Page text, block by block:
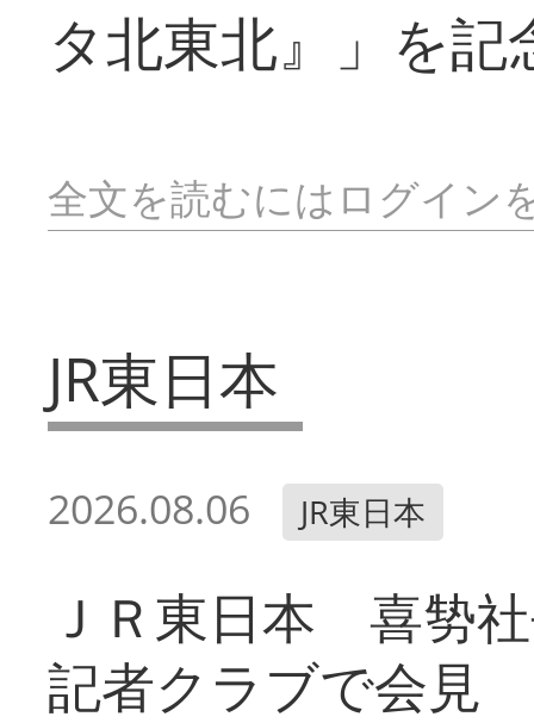
タ北東北』」を
全文を読むにはログイン
JR東日本
2026.08.06 JR東日本
ＪＲ東日本 喜㔟
記者クラブで会見